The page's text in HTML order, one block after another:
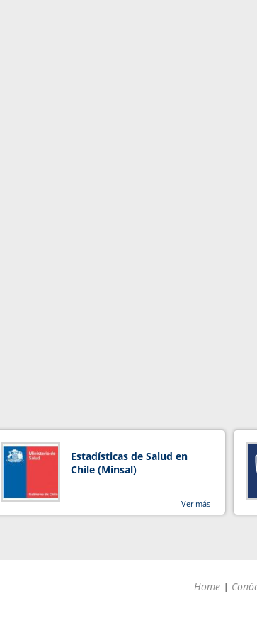
Estadísticas de Salud en
Chile (Minsal)
Ver más
Home |